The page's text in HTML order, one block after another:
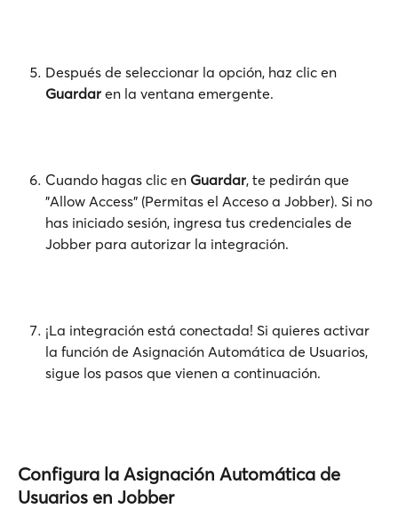
Después de seleccionar la opción, haz clic en
Guardar en la ventana emergente.
Cuando hagas clic en Guardar, te pedirán que
"Allow Access" (Permitas el Acceso a Jobber). Si no
has iniciado sesión, ingresa tus credenciales de
Jobber para autorizar la integración.
¡La integración está conectada! Si quieres activar
la función de Asignación Automática de Usuarios,
sigue los pasos que vienen a continuación.
Configura la Asignación Automática de
Usuarios en Jobber